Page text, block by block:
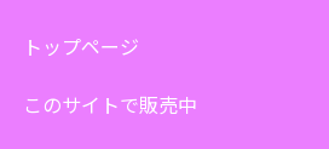
トップページ
このサイトで販売中